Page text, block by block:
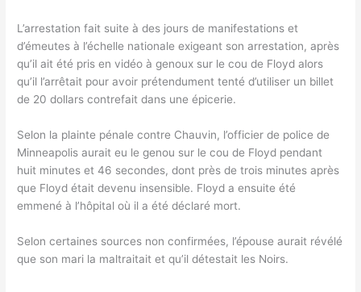
L’arrestation fait suite à des jours de manifestations et
d’émeutes à l’échelle nationale exigeant son arrestation, après
qu’il ait été pris en vidéo à genoux sur le cou de Floyd alors
qu’il l’arrêtait pour avoir prétendument tenté d’utiliser un billet
de 20 dollars contrefait dans une épicerie.
Selon la plainte pénale contre Chauvin, l’officier de police de
Minneapolis aurait eu le genou sur le cou de Floyd pendant
huit minutes et 46 secondes, dont près de trois minutes après
que Floyd était devenu insensible. Floyd a ensuite été
emmené à l’hôpital où il a été déclaré mort.
Selon certaines sources non confirmées, l’épouse aurait révélé
que son mari la maltraitait et qu’il détestait les Noirs.